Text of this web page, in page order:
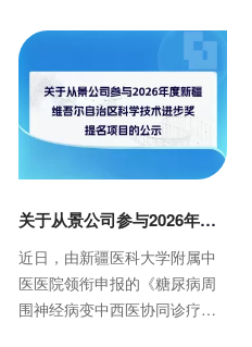
关于从景公司参与2026年度新疆维吾尔自治区科学技术进步奖提名项目的公示
近日，由新疆医科大学附属中
医医院领衔申报的《糖尿病周
围神经病变中西医协同诊疗体